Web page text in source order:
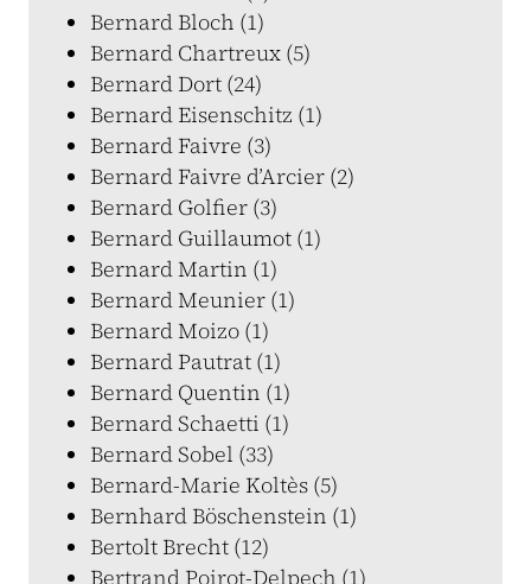
Bernard Bloch (1)
Bernard Chartreux (5)
Bernard Dort (24)
Bernard Eisenschitz (1)
Bernard Faivre (3)
Bernard Faivre d’Arcier (2)
Bernard Golfier (3)
Bernard Guillaumot (1)
Bernard Martin (1)
Bernard Meunier (1)
Bernard Moizo (1)
Bernard Pautrat (1)
Bernard Quentin (1)
Bernard Schaetti (1)
Bernard Sobel (33)
Bernard-Marie Koltès (5)
Bernhard Böschenstein (1)
Bertolt Brecht (12)
Bertrand Poirot-Delpech (1)